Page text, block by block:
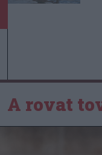
A rovat